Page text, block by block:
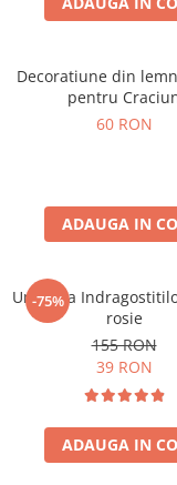
Decoratiune din
pentru
60 RON
ADAUGA IN
-75%
Umbrela
rosie
155 RON
39 RON
ADAUGA IN